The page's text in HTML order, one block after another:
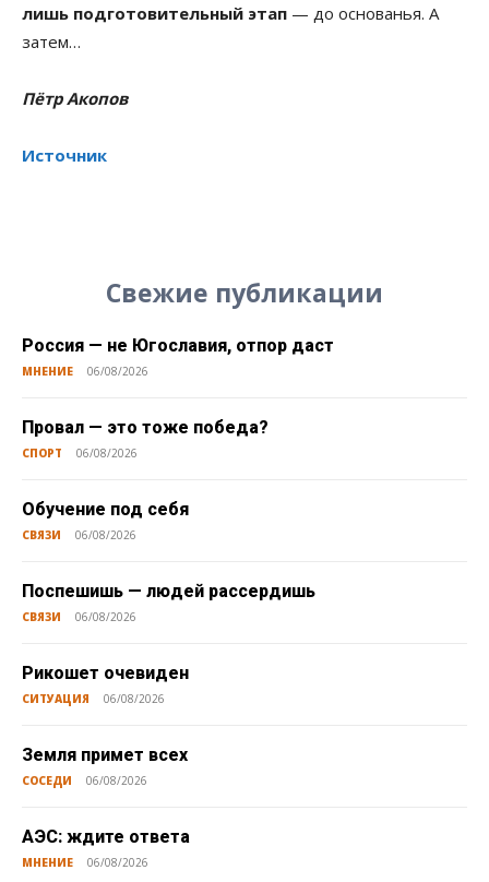
лишь подготовительный этап — до основанья. А
затем…
Пётр Акопов
Источник
Свежие публикации
Россия — не Югославия, отпор даст
МНЕНИЕ 06/08/2026
Провал — это тоже победа?
СПОРТ 06/08/2026
Обучение под себя
СВЯЗИ 06/08/2026
Поспешишь — людей рассердишь
СВЯЗИ 06/08/2026
Рикошет очевиден
СИТУАЦИЯ 06/08/2026
Земля примет всех
СОСЕДИ 06/08/2026
АЭС: ждите ответа
МНЕНИЕ 06/08/2026